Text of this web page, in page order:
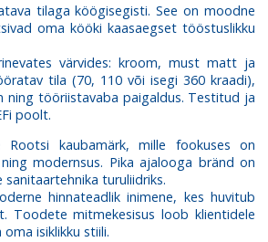
tilaga köögisegisti. See on moodne
oma kööki kaasaegset tööstuslikku
värvides: kroom, must matt ja
tila (70, 110 või isegi 360 kraadi),
ning tööriistavaba paigaldus. Testitud ja
poolt.
Rootsi kaubamärk, mille fookuses on
modernsus. Pika ajalooga bränd on
turuliidriks.
hinnateadlik inimene, kes huvitub
Toodete mitmekesisus loob klientidele
isiklikku stiili.